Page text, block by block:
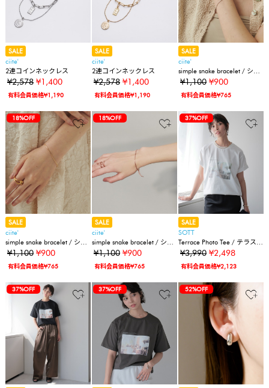
SALE
ciite'
2連コインネックレス
¥2,578 ¥1,400
有料会員価格¥1,190
SALE
ciite'
2連コインネックレス
¥2,578 ¥1,400
有料会員価格¥1,190
SALE
ciite'
simple snake bracelet / シン
プルスネークチェーンブレ
スレット
¥1,100 ¥900
有料会員価格¥765
18%OFF
SALE
ciite'
simple snake bracelet / シン
プルスネークチェーンブレ
スレット
¥1,100 ¥900
有料会員価格¥765
18%OFF
SALE
ciite'
simple snake bracelet / シン
プルスネークチェーンブレ
スレット
¥1,100 ¥900
有料会員価格¥765
37%OFF
SALE
SOTT
Terrace Photo Tee / テラスフ
ォトTシャツ
¥3,990 ¥2,498
有料会員価格¥2,123
37%OFF 37%OFF 52%OFF